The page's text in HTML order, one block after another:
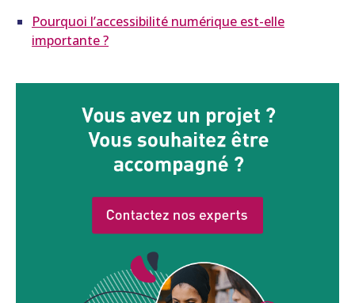
Pourquoi l’accessibilité numérique est-elle
importante ?